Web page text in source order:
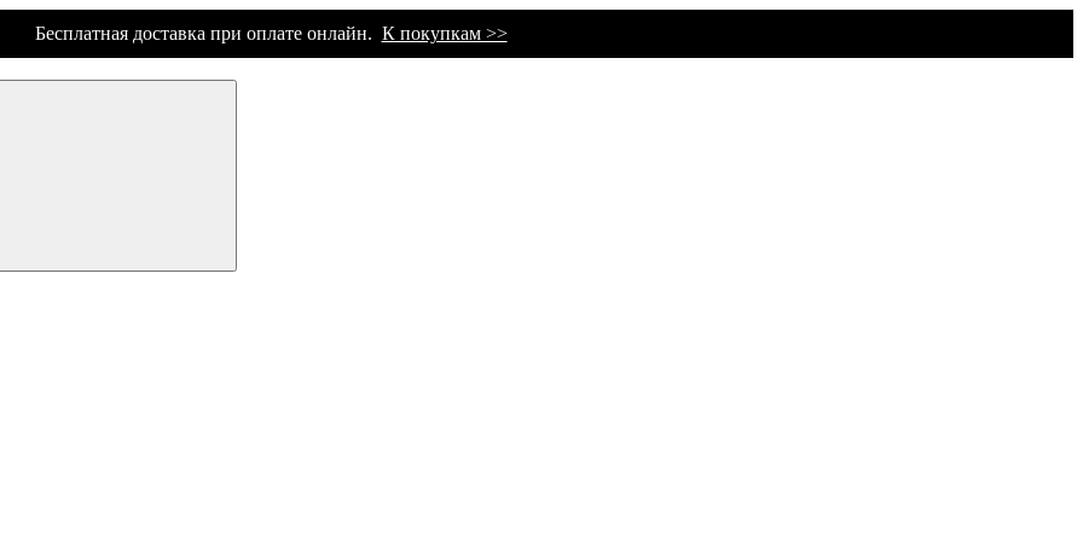
Бесплатная доставка при оплате онлайн. К покупкам >>